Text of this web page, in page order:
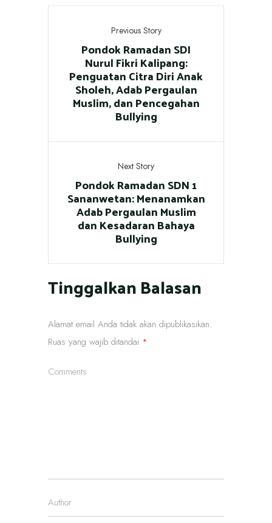
Previous Story
Pondok Ramadan SDI
Nurul Fikri Kalipang:
Penguatan Citra Diri Anak
Sholeh, Adab Pergaulan
Muslim, dan Pencegahan
Bullying
Next Story
Pondok Ramadan SDN 1
Sananwetan: Menanamkan
Adab Pergaulan Muslim
dan Kesadaran Bahaya
Bullying
Tinggalkan Balasan
Alamat email Anda tidak akan dipublikasikan.
Ruas yang wajib ditandai *